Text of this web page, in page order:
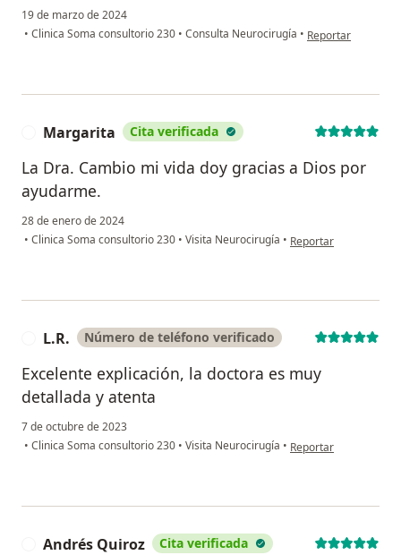
19 de marzo de 2024
• Clinica Soma consultorio 230 • Consulta Neurocirugía • en opinión del
Reportar
Margarita Cita verificada
La Dra. Cambio mi vida doy gracias a Dios por
ayudarme.
28 de enero de 2024
• Clinica Soma consultorio 230 • Visita Neurocirugía • en opinión del
Reportar
L.R. Número de teléfono verificado
Excelente explicación, la doctora es muy
detallada y atenta
7 de octubre de 2023
• Clinica Soma consultorio 230 • Visita Neurocirugía • en opinión del usuario
Reportar
Andrés Quiroz Cita verificada